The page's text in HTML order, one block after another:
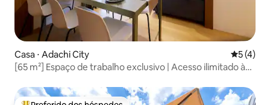
Casa ⋅ Adachi City 5 de
5 (4)
[65 m²] Espaço de trabalho exclusivo | Acesso ilimitado à
minutos de trem direto da Estação de Tóquio (Estação
Otemachi)